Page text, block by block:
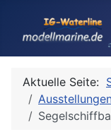
Aktuelle Seite: